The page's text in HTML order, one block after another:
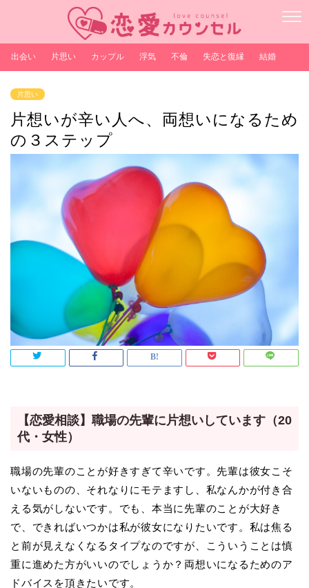
出会い 片思い カップル 浮気 不倫 失恋と復縁 結婚
片思い
片想いが辛い人へ、両想いになるため
の３ステップ
【恋愛相談】職場の先輩に片想いしています（20
代・女性）
職場の先輩のことが好きすぎて辛いです。先輩は彼女こそ
いないものの、それなりにモテますし、私なんかが付き合
える気がしないです。でも、本当に先輩のことが大好き
で、できればいつかは私が彼女になりたいです。私は焦る
と前が見えなくなるタイプなのですが、こういうことは慎
重に進めた方がいいのでしょうか？両想いになるためのア
ドバイスを頂きたいです。